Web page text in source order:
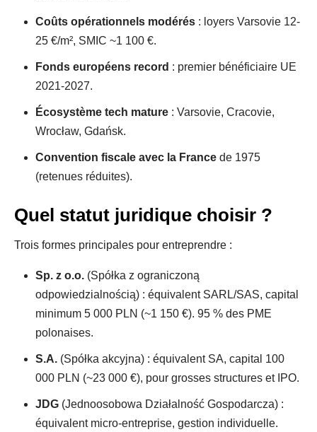
Coûts opérationnels modérés : loyers Varsovie 12-
25 €/m², SMIC ~1 100 €.
Fonds européens record : premier bénéficiaire UE
2021-2027.
Écosystème tech mature : Varsovie, Cracovie,
Wrocław, Gdańsk.
Convention fiscale avec la France de 1975
(retenues réduites).
Quel statut juridique choisir ?
Trois formes principales pour entreprendre :
Sp. z o.o. (Spółka z ograniczoną
odpowiedzialnością) : équivalent SARL/SAS, capital
minimum 5 000 PLN (~1 150 €). 95 % des PME
polonaises.
S.A. (Spółka akcyjna) : équivalent SA, capital 100
000 PLN (~23 000 €), pour grosses structures et IPO.
JDG (Jednoosobowa Działalność Gospodarcza) :
équivalent micro-entreprise, gestion individuelle.